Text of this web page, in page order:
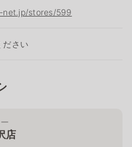
stores/599
ださい
店